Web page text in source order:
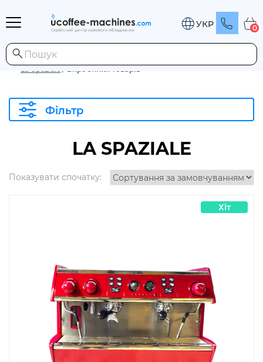
УКР 0
La Spaziale / Виробники товарів
Фільтр
LA SPAZIALE
Показувати спочатку:
Хіт